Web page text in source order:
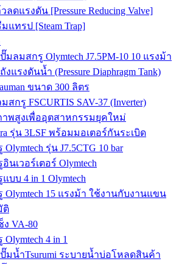
ลดแรงดัน [Pressure Reducing Valve]
แทรป [Steam Trap]
มลมสกรู Olymtech J7.5PM-10 10 แรงม้า
แรงดันน้ำ (Pressure Diaphragm Tank)
ขนาด 300 ลิตร
สกรู FSCURTIS SAV-37 (Inverter)
พสูงเพื่ออุตสาหกรรมยุคใหม่
รุ่น 3LSF พร้อมมอเตอร์กันระเบิด
รุ่น J7.5CTG 10 bar
นเวอร์เตอร์ Olymtech
บบ 4 in 1 Olymtech
15 แรงม้า ใช้งานกับงานแขน
ติ
VA-80
4 in 1
มน้ำTsurumi ระบายน้ำบ่อโหลดสินค้า